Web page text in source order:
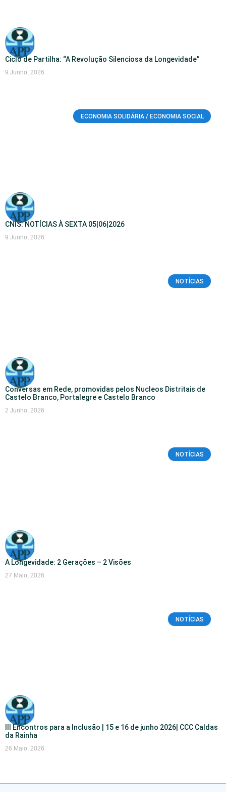
Ciclo de Partilha: “A Revolução Silenciosa da Longevidade”
9 Junho, 2026
ECONOMIA SOLIDÁRIA / ECONOMIA SOCIAL
CNIS: NOTÍCIAS À SEXTA 05|06|2026
9 Junho, 2026
NOTÍCIAS
Conversas em Rede, promovidas pelos Nucleos Distritais de
Castelo Branco, Portalegre e Castelo Branco
2 Junho, 2026
NOTÍCIAS
A Longevidade: 2 Gerações – 2 Visões
27 Maio, 2026
NOTÍCIAS
III Encontros para a Inclusão | 15 e 16 de junho 2026| CCC Caldas
da Rainha
26 Maio, 2026